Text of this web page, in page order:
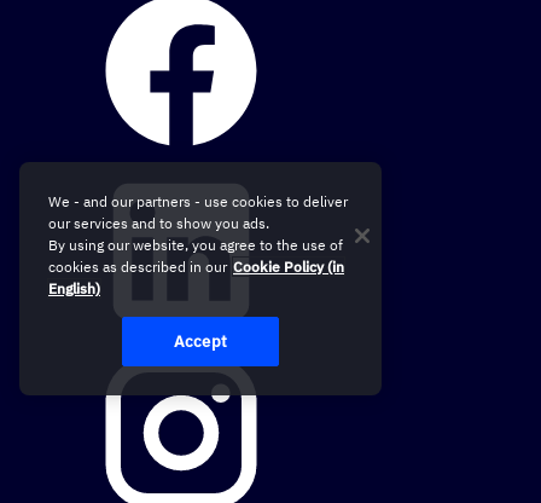
We - and our partners - use cookies to deliver
our services and to show you ads.
By using our website, you agree to the use of
cookies as described in our Cookie Policy (in
English)
Accept